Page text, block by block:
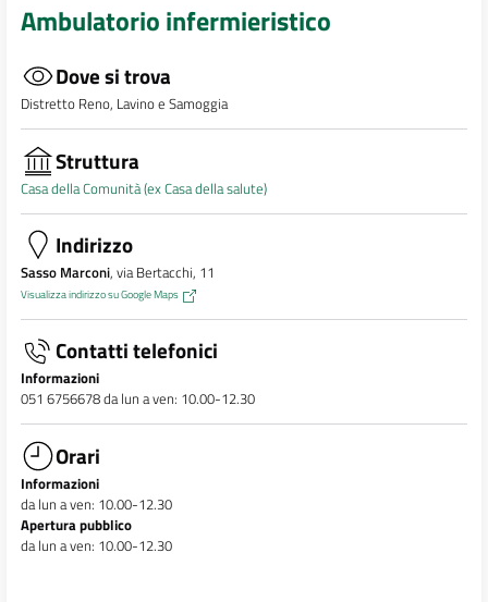
Ambulatorio infermieristico
Dove si trova
Distretto Reno, Lavino e Samoggia
Struttura
Casa della Comunità (ex Casa della salute)
Indirizzo
Sasso Marconi, via Bertacchi, 11
Visualizza indirizzo su Google Maps
Contatti telefonici
Informazioni
051 6756678 da lun a ven: 10.00-12.30
Orari
Informazioni
da lun a ven: 10.00-12.30
Apertura pubblico
da lun a ven: 10.00-12.30